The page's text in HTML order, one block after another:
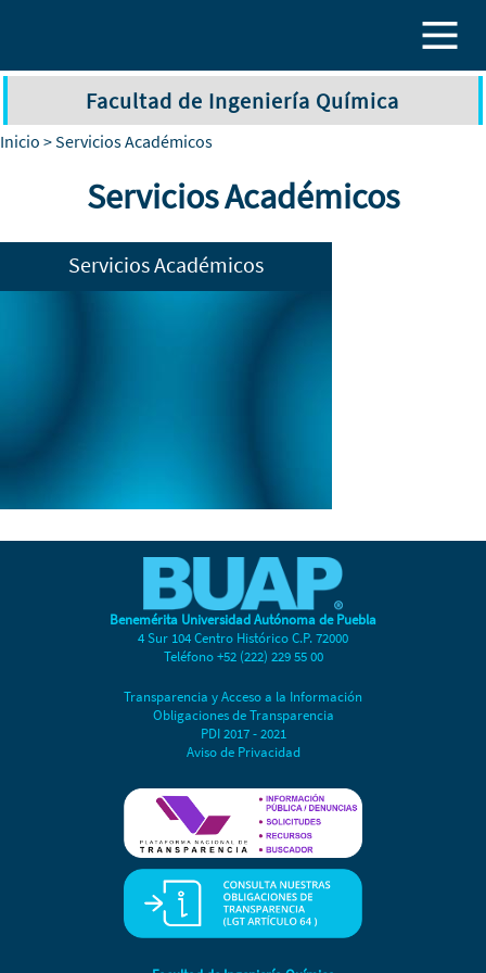
Facultad de Ingeniería Química
Inicio > Servicios Académicos
Servicios Académicos
Servicios Académicos
Benemérita Universidad Autónoma de Puebla
4 Sur 104 Centro Histórico C.P. 72000
Teléfono +52 (222) 229 55 00
Transparencia y Acceso a la Información
Obligaciones de Transparencia
PDI 2017 - 2021
Aviso de Privacidad